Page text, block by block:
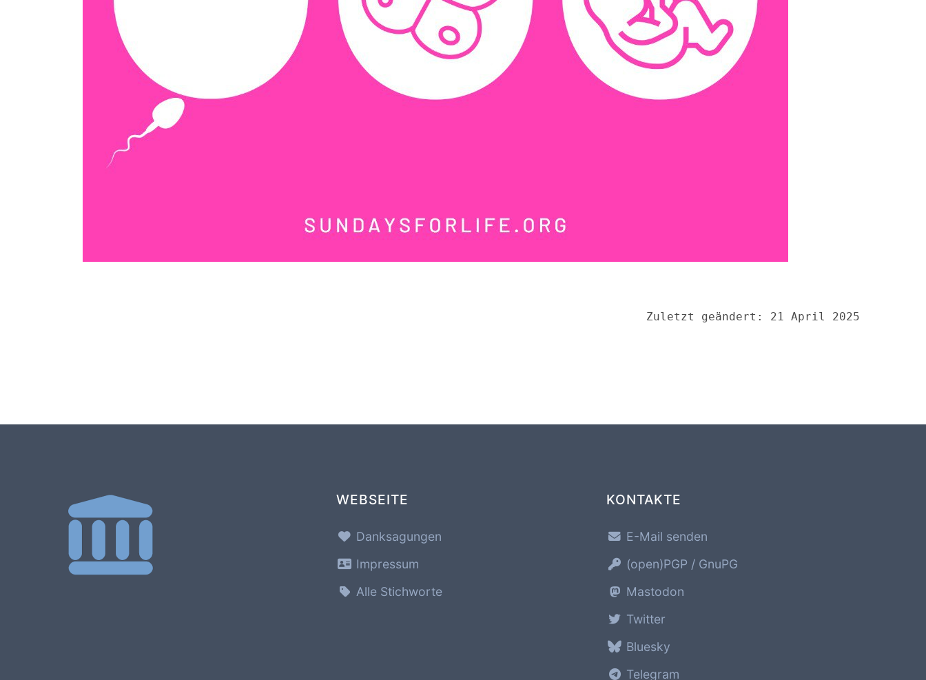
Zuletzt geändert: 21 April 2025
WEBSEITE
Danksagungen
Impressum
Alle Stichworte
KONTAKTE
E-Mail senden
(open)PGP / GnuPG
Mastodon
Twitter
Bluesky
Telegram